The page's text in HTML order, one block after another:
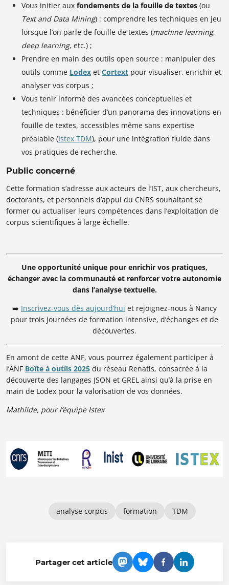
Vous initier aux fondements de la fouille de textes (ou
Text and Data Mining) : comprendre les techniques en jeu
lorsque l’on parle de fouille de textes (machine learning,
deep learning, etc.) ;
Prendre en main des outils open source : manipuler des
outils comme Lodex et Cortext pour visualiser, enrichir et
analyser vos corpus ;
Vous tenir informé des avancées conceptuelles et
techniques : bénéficier d’un panorama des innovations en
fouille de textes, accessibles même sans expertise
préalable (Istex TDM), pour une intégration fluide dans
vos pratiques de recherche.
Public concerné
Cette formation s’adresse aux acteurs de l’IST, aux chercheurs,
doctorants, et personnels d’appui du CNRS souhaitant se
former ou actualiser leurs compétences dans l’exploitation de
corpus scientifiques à large échelle.
Une opportunité unique pour enrichir vos pratiques,
échanger avec la communauté et renforcer votre autonomie
dans l’analyse textuelle.
➡️ Inscrivez-vous dès aujourd’hui et rejoignez-nous à Nancy
pour trois journées de formation intensive, d’échanges et de
découvertes.
En amont de cette ANF, vous pourrez également participer à
l’ANF Boîte à outils 2025 du réseau Renatis, consacrée à la
découverte des langages JSON et GREL ainsi qu’à la prise en
main de Lodex pour la valorisation de vos données.
Mathilde, pour l’équipe Istex
analyse corpus formation TDM
Partager cet article